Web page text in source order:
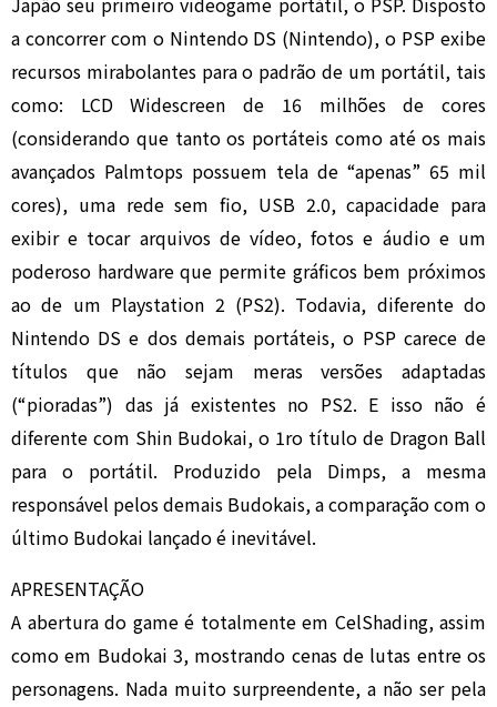
a concorrer com o Nintendo DS (Nintendo), o PSP exibe
recursos mirabolantes para o padrão de um portátil, tais
como: LCD Widescreen de 16 milhões de cores
(considerando que tanto os portáteis como até os mais
avançados Palmtops possuem tela de “apenas” 65 mil
cores), uma rede sem fio, USB 2.0, capacidade para
exibir e tocar arquivos de vídeo, fotos e áudio e um
poderoso hardware que permite gráficos bem próximos
ao de um Playstation 2 (PS2). Todavia, diferente do
Nintendo DS e dos demais portáteis, o PSP carece de
títulos que não sejam meras versões adaptadas
(“pioradas”) das já existentes no PS2. E isso não é
diferente com Shin Budokai, o 1ro título de Dragon Ball
para o portátil. Produzido pela Dimps, a mesma
responsável pelos demais Budokais, a comparação com o
último Budokai lançado é inevitável.
APRESENTAÇÃO
A abertura do game é totalmente em CelShading, assim
como em Budokai 3, mostrando cenas de lutas entre os
personagens. Nada muito surpreendente, a não ser pela